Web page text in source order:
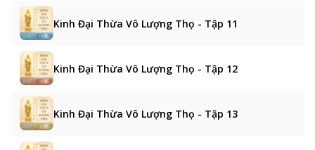
Kinh Đại Thừa Vô Lượng Thọ - Tập 11
Kinh Đại Thừa Vô Lượng Thọ - Tập 12
Kinh Đại Thừa Vô Lượng Thọ - Tập 13